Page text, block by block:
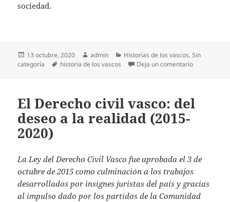
sociedad.
Publicado
el
13 octubre, 2020 Autor
admin Categorías
Historias de los vascos,Sin
categoría
Etiquetas
historia de los vascos Deja un comentarioen A través
El Derecho civil vasco: del
deseo a la realidad (2015-
2020)
La Ley del Derecho Civil Vasco fue aprobada el 3 de
octubre de 2015 como culminación a los trabajos
desarrollados por insignes juristas del país y gracias
al impulso dado por los partidos de la Comunidad